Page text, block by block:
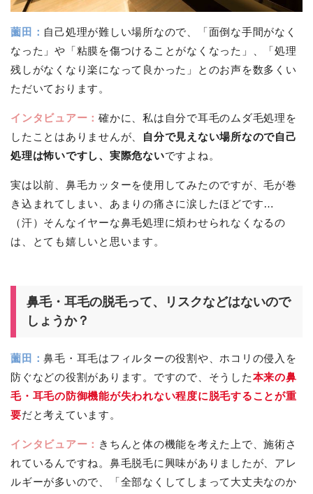
薗田： 自己処理が難しい場所なので、「面倒な手間がなく
なった」や「粘膜を傷つけることがなくなった」、「処理
残しがなくなり楽になって良かった」とのお声を数多くい
ただいております。
インタビュアー：確かに、私は自分で耳毛のムダ毛処理を
したことはありませんが、
自分で見えない場所なので自己
処理は怖いですし、実際危ないですよね。
実は以前、鼻毛カッターを使用してみたのですが、毛が巻
き込まれてしまい、あまりの痛さに涙したほどです…
（汗）そんなイヤーな鼻毛処理に煩わせられなくなるの
は、とても嬉しいと思います。
鼻毛・耳毛の脱毛って、リスクなどはないので
しょうか？
薗田：鼻毛・耳毛はフィルターの役割や、ホコリの侵入を
防ぐなどの役割があります。ですので、そうした本来の鼻
毛・耳毛の防御機能が失われない程度に脱毛することが重
要だと考えています。
インタビュアー： きちんと体の機能を考えた上で、施術さ
れているんですね。鼻毛脱毛に興味がありましたが、アレ
ルギーが多いので、「全部なくしてしまって大丈夫なのか